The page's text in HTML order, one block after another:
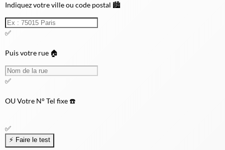
Indiquez votre ville ou code postal 🏙️
✅
Puis votre rue 🏠
✅
OUVotre N° Tel fixe ☎️
✅